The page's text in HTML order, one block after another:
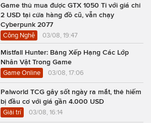
Game thủ mua được GTX 1050 Ti với giá chỉ
2 USD tại cửa hàng đồ cũ, vẫn chạy
Cyberpunk 2077
Công Nghệ 03/08, 19:47
Mistfall Hunter: Bảng Xếp Hạng Các Lớp
Nhân Vật Trong Game
Game Online 03/08, 17:06
Palworld TCG gây sốt ngày ra mắt, thẻ hiếm
bị đầu cơ với giá gần 4.000 USD
Giải trí 03/08, 16:14